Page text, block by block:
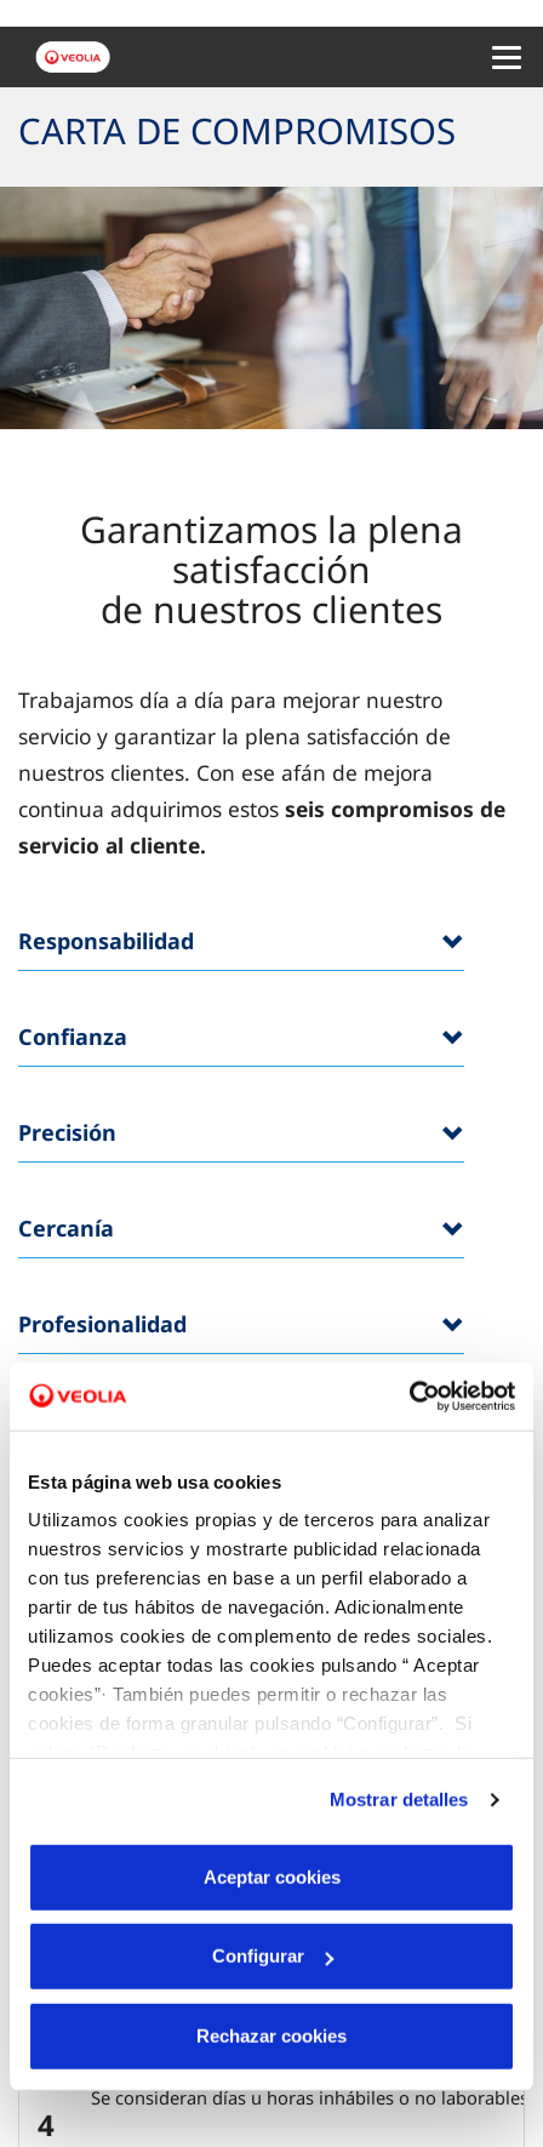
Esta página web usa cookies
Utilizamos cookies propias y de terceros para analizar
nuestros servicios y mostrarte publicidad relacionada
con tus preferencias en base a un perfil elaborado a
partir de tus hábitos de navegación. Adicionalmente
utilizamos cookies de complemento de redes sociales.
Puedes aceptar todas las cookies pulsando “ Aceptar
cookies”· También puedes permitir o rechazar las
cookies de forma granular pulsando “Configurar”. Si
son indispensables para que el sitio web funcione y que
por tanto no se pueden desactivar. Puedes consultar
más información en nuestraPolítica de Cookies
Mostrar detalles
Aceptar cookies
Configurar
Rechazar cookies
CARTA DE COMPROMISOS
Garantizamos la plena
satisfacción
de nuestros clientes
Trabajamos día a día para mejorar nuestro
servicio y garantizar la plena satisfacción de
nuestros clientes. Con ese afán de mejora
continua adquirimos estos seis compromisos de
servicio al cliente.
Responsabilidad
Confianza
Precisión
Cercanía
Profesionalidad
Eficiencia
Cláusulas Generales
aplicables a todos los
compromisos
1
En tu municipio adquirimos estos seis
Para recibir la compensación económica por el
3
El cliente no recibirá la compensación
4
Se consideran días u horas inhábiles o no